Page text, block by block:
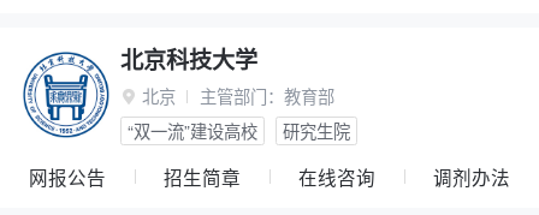
北京科技大学
 北京 主管部门： 教育部
“双一流”建设高校
研究生院
网报公告 招生简章 在线咨询 调剂办法